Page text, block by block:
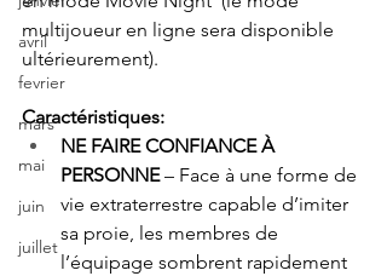
avril
fevrier
mars
mai
juin
juillet
multijoueur en ligne sera disponible
ultérieurement).
Caractéristiques:
NE FAIRE CONFIANCE À
PERSONNE – Face à une forme de
vie extraterrestre capable d’imiter
sa proie, les membres de
l’équipage sombrent rapidement